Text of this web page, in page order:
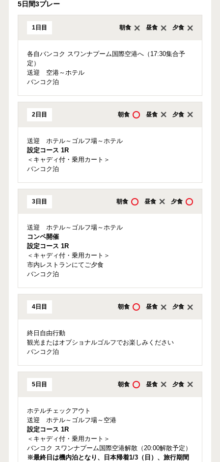
5日間3プレー
1日目 朝食 昼食 夕食
各自バンコク スワンナプーム国際空港へ（17:30集合予
定）
送迎 空港～ホテル
バンコク泊
2日目 朝食 昼食 夕食
送迎 ホテル～ゴルフ場～ホテル
設定コース 1R
＜キャディ付・乗用カート＞
バンコク泊
3日目 朝食 昼食 夕食
送迎 ホテル～ゴルフ場～ホテル
コンペ開催
設定コース 1R
＜キャディ付・乗用カート＞
市内レストランにてご夕食
バンコク泊
4日目 朝食 昼食 夕食
終日自由行動
観光またはオプショナルゴルフでお楽しみください
バンコク泊
5日目 朝食 昼食 夕食
ホテルチェックアウト
送迎 ホテル～ゴルフ場～空港
設定コース 1R
＜キャディ付・乗用カート＞
バンコク スワンナプーム国際空港解散（20:00解散予定）
※最終日は機内泊となり、日本帰着1/3（日）、旅行期間